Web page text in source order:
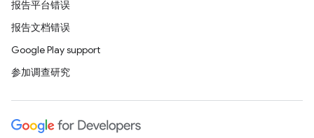
报告平台错误
报告文档错误
Google Play support
参加调查研究